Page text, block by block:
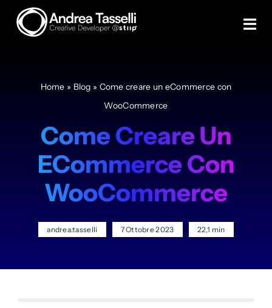
Skip
Creare eCommerce
Servizi
Case study
Home » Blog » Come creare un eCommerce con
WooCommerce
Come Creare Un
ECommerce Con
WooCommerce
andrea.tasselli 7 Ottobre 2023 22,1 min